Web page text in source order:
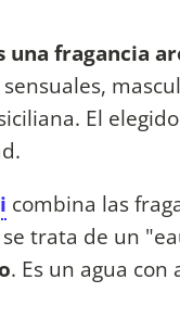
una fragancia
El
combina las
trata de un
. Es un agua